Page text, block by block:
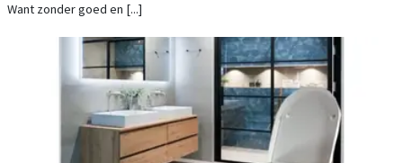
Want zonder goed en [...]